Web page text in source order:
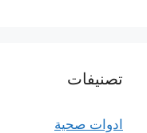
تصنيفات
ادوات صحية